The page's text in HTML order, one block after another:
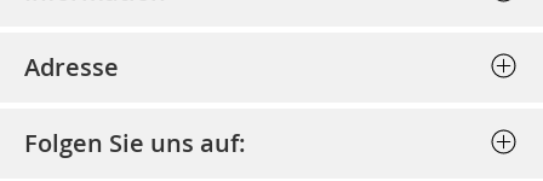
Prägepressen
Discount
Datenschutz
Bestellung stornieren
Adresse
Schildertechnik GmbH
Folgen Sie uns auf: